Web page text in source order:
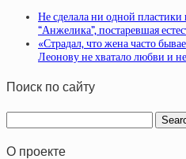
Не сделала ни одной пластики
“Анжелика”, постаревшая
«Страдал, что жена часто
Леонову не хватало любви и
Поиск по сайту
О проекте